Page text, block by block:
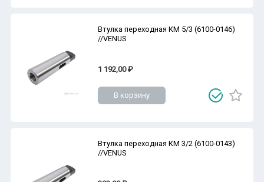
Втулка переходная КМ 5/3 (6100-0146)
//VENUS
1 192,00 ₽
В корзину
Втулка переходная КМ 3/2 (6100-0143)
//VENUS